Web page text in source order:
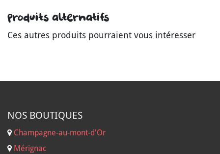
Produits alternatifs
Ces autres produits pourraient vous intéresser
NOS BOUTIQUES
Champagne-au-mont-d'Or
Mérignac